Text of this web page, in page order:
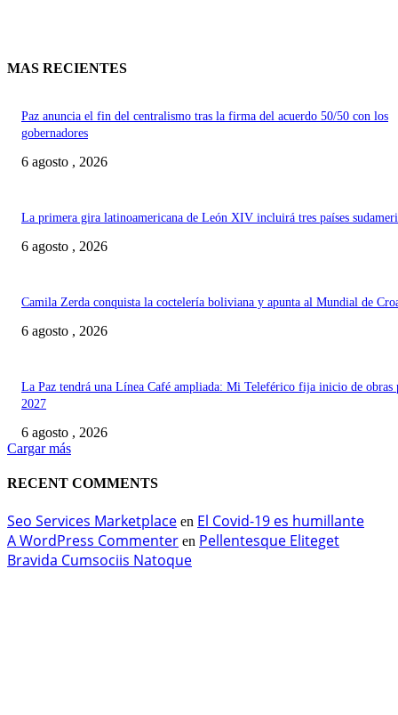
MAS RECIENTES
Paz anuncia el fin del centralismo tras la firma del acuerdo 50/50 con los
gobernadores
6 agosto , 2026
La primera gira latinoamericana de León XIV incluirá tres países
6 agosto , 2026
Camila Zerda conquista la coctelería boliviana y apunta al Mundial de
6 agosto , 2026
La Paz tendrá una Línea Café ampliada: Mi Teleférico fija inicio de obras
2027
6 agosto , 2026
Cargar más
RECENT COMMENTS
Seo Services Marketplace en El Covid-19 es humillante
A WordPress Commenter en Pellentesque Eliteget
Bravida Cumsociis Natoque